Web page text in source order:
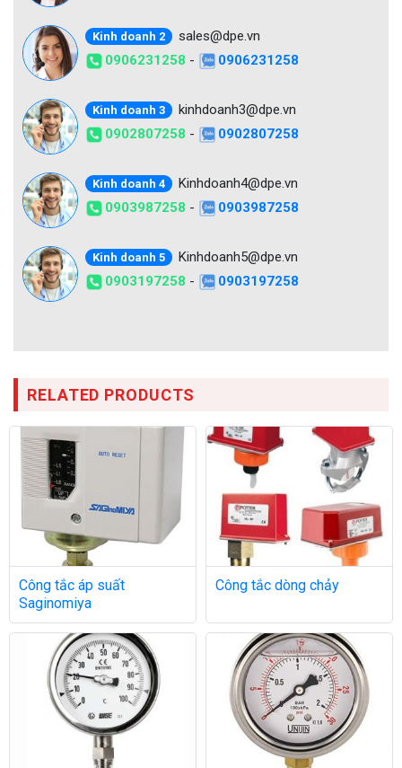
Kinh doanh 2
sales@dpe.vn
0906231258 - 0906231258
Kinh doanh 3
kinhdoanh3@dpe.vn
0902807258 - 0902807258
Kinh doanh 4
Kinhdoanh4@dpe.vn
0903987258 - 0903987258
Kinh doanh 5
Kinhdoanh5@dpe.vn
0903197258 - 0903197258
RELATED PRODUCTS
Công tắc áp suất
Saginomiya
Công tắc dòng chảy